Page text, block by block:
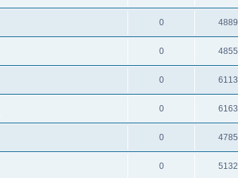
0 4889
0 4855
0 6113
0 6163
0 4785
0 5132